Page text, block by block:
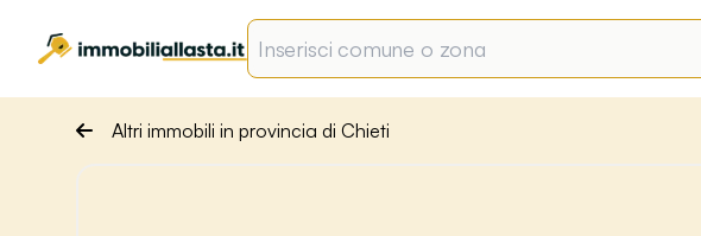
Altri immobili in provincia di Chieti